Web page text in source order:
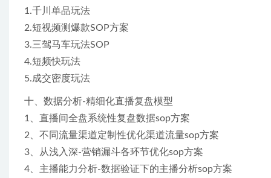
1.千川单品玩法
2.短视频测爆款SOP方案
3.三驾马车玩法SOP
4.短频快玩法
5.成交密度玩法
十、数据分析-精细化直播复盘模型
1、直播间全盘系统性复盘数据sop方案
2、不同流量渠道定制性优化渠道流量sop方案
3、从浅入深-营销漏斗各环节优化sop方案
4、主播能力分析-数据验证下的主播分析sop方案